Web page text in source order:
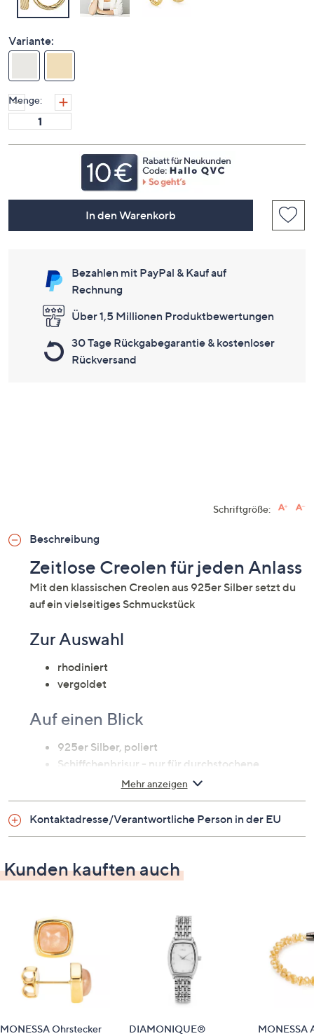
Variante:
Menge:
In den Warenkorb
Bezahlen mit PayPal & Kauf auf
Rechnung
Über 1,5 Millionen Produktbewertungen
30 Tage Rückgabegarantie & kostenloser
Rückversand
Schriftgröße:
Beschreibung
Zeitlose Creolen für jeden Anlass
Mit den klassischen Creolen aus 925er Silber setzt du
auf ein vielseitiges Schmuckstück
Zur Auswahl
rhodiniert
vergoldet
Auf einen Blick
925er Silber, poliert
Schiffchenbrisur - nur für durchstochene
Ohrläppchen geeignet
Maße
Breite: ca. 0,5 cm
mindestens 2,88 g
Mehr anzeigen
Kontaktadresse/Verantwortliche Person in der EU
Kunden kauften auch
MONESSA Ohrstecker
DIAMONIQUE®
MONESSA